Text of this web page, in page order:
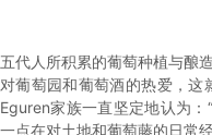
五代人所积累的葡萄种植与酿
对葡萄园和葡萄酒的热爱，这
Eguren家族一直坚定地认为
一点在对土地和葡萄藤的日常